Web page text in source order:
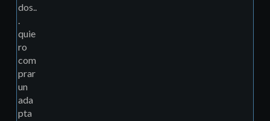
dos..
quie
ro
com
prar
un
ada
pta